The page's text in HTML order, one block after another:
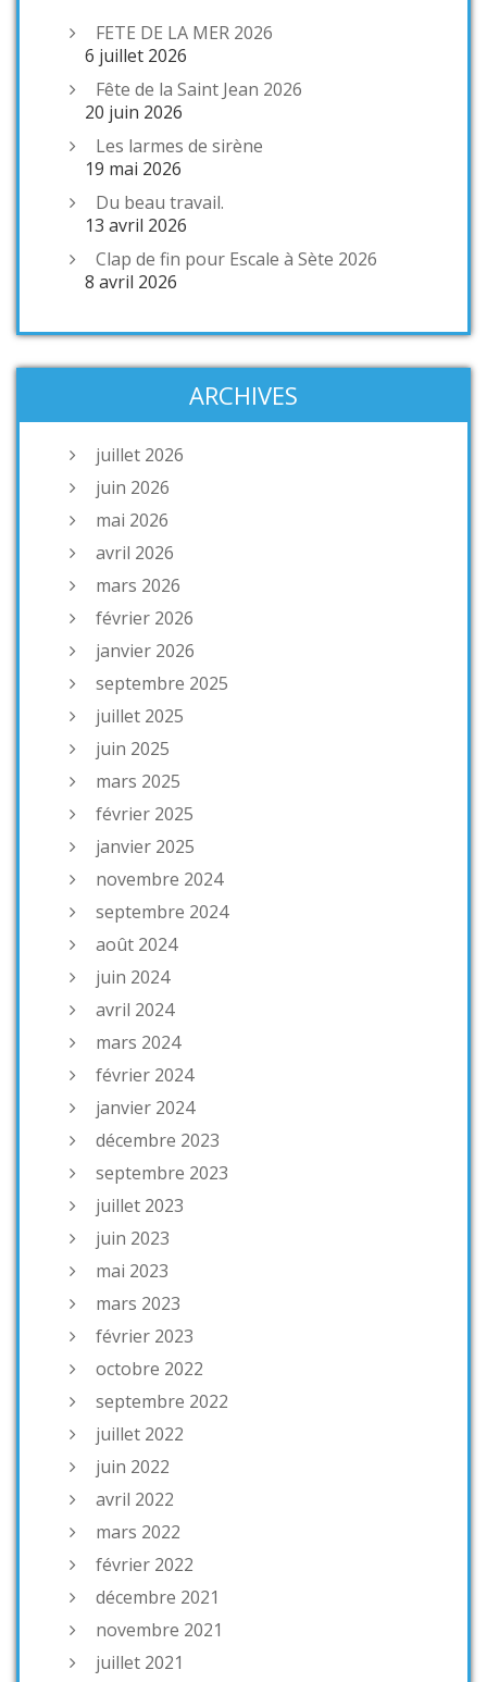
FETE DE LA MER 2026
6 juillet 2026
Fête de la Saint Jean 2026
20 juin 2026
Les larmes de sirène
19 mai 2026
Du beau travail.
13 avril 2026
Clap de fin pour Escale à Sète 2026
8 avril 2026
ARCHIVES
juillet 2026
juin 2026
mai 2026
avril 2026
mars 2026
février 2026
janvier 2026
septembre 2025
juillet 2025
juin 2025
mars 2025
février 2025
janvier 2025
novembre 2024
septembre 2024
août 2024
juin 2024
avril 2024
mars 2024
février 2024
janvier 2024
décembre 2023
septembre 2023
juillet 2023
juin 2023
mai 2023
mars 2023
février 2023
octobre 2022
septembre 2022
juillet 2022
juin 2022
avril 2022
mars 2022
février 2022
décembre 2021
novembre 2021
juillet 2021